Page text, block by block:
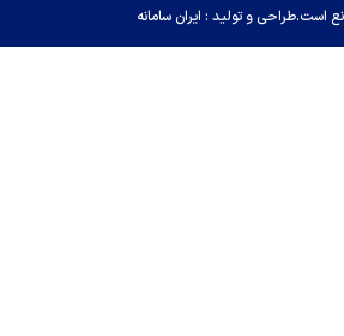
مانی حقیقی در
است.طراحی و تولید : ایران سامانه